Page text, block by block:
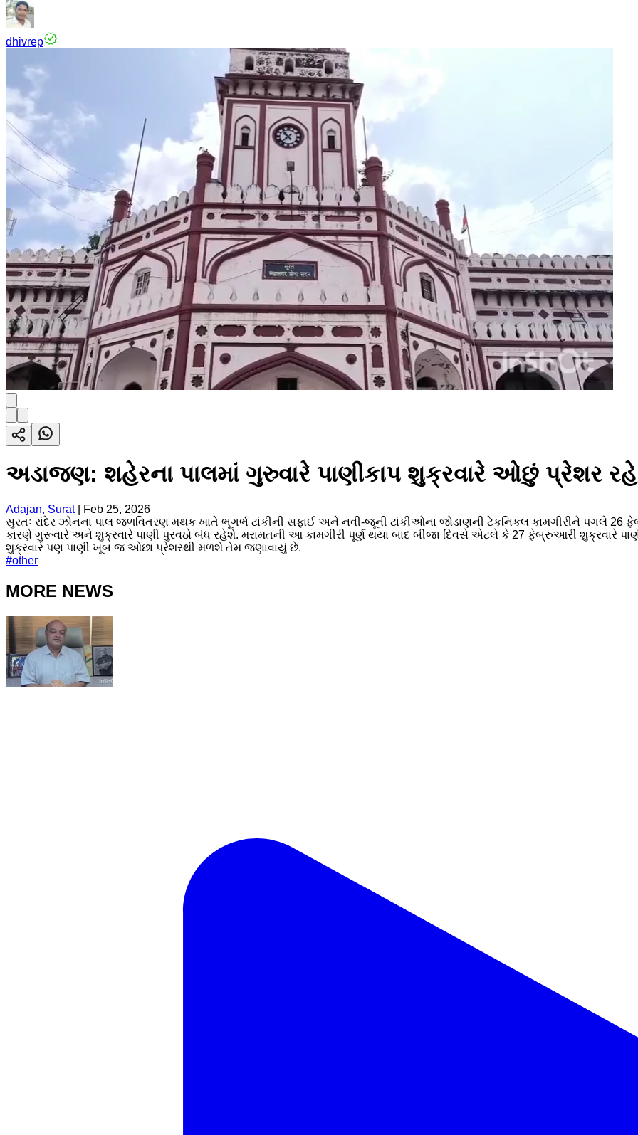
dhivrep
અડાજણ: શહેરના પાલમાં ગુરુવારે પાણીકાપ શુક્રવારે ઓછું પ્રેશર
Adajan, Surat|
Feb 25, 2026
સુરતઃ રાંદેર ઝોનના પાલ જળવિતરણ મથક ખાતે ભૂગર્ભ ટાંકીની સફાઈ અને નવી-જૂની ટાંકીઓના જોડાણની ટેકનિકલ કામગીરીને પગલે
કારણે ગુરૂવારે અને શુક્રવારે પાણી પુરવઠો બંધ રહેશે. મરામતની આ કામગીરી પૂર્ણ થયા બાદ બીજા દિવસે એટલે કે 27 ફેબ્રુઆરી શુક્રવારે
શુક્રવારે પણ પાણી ખૂબ જ ઓછા પ્રેશરથી મળશે તેમ જણાવાયું છે.
#other
MORE NEWS